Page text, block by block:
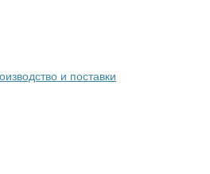
и поставки